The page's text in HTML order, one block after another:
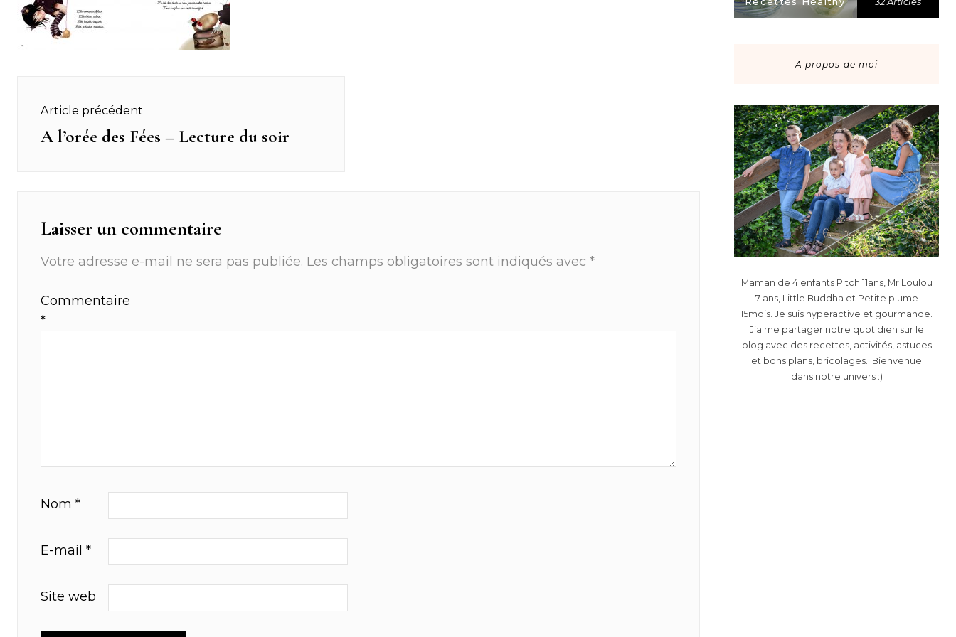
Article précédent
Previous
A l’orée des Fées – Lecture du soir
Laisser un commentaire
Votre adresse e-mail ne sera pas publiée. Les champs obligatoires sont indiqués avec*
Commentaire
*
Nom*
E-mail*
Site web
A propos de moi
Maman de 4 enfants Pitch 11ans, Mr Loulou
7 ans, Little Buddha et Petite plume
15mois. Je suis hyperactive et gourmande.
J’aime partager notre quotidien sur le
blog avec des recettes, activités, astuces
et bons plans, bricolages.. Bienvenue
dans notre univers :)